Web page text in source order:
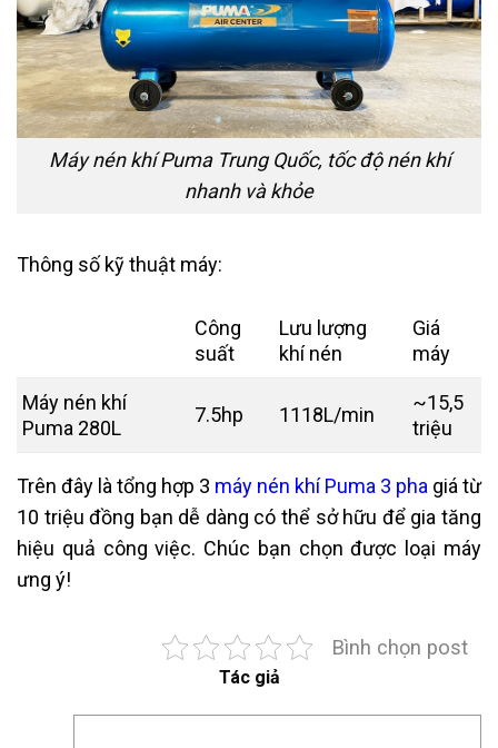
Máy nén khí Puma Trung Quốc, tốc độ nén khí
nhanh và khỏe
Thông số kỹ thuật máy:
Công
suất
Lưu lượng
khí nén
Giá
máy
Máy nén khí
Puma 280L
7.5hp 1118L/min
~15,5
triệu
Trên đây là tổng hợp 3 máy nén khí Puma 3 pha giá từ
10 triệu đồng bạn dễ dàng có thể sở hữu để gia tăng
hiệu quả công việc. Chúc bạn chọn được loại máy
ưng ý!
Bình chọn post
Tác giả